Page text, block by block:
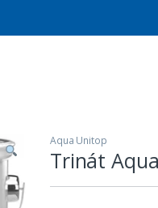
Aqua Unitop
Trinát